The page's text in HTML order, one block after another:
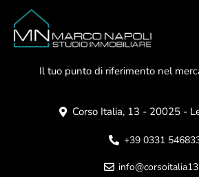
Il tuo punto di riferimento nel
Corso Italia, 13 - 20025 -
+39 0331